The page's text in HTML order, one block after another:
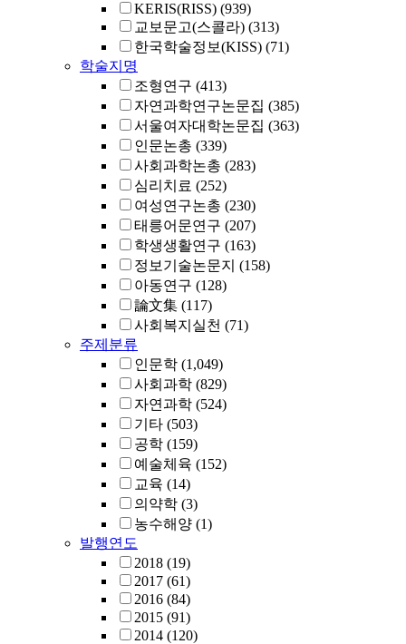
KERIS(RISS) (939)
교보문고(스콜라) (313)
한국학술정보(KISS) (71)
학술지명
조형연구 (413)
자연과학연구논문집 (385)
서울여자대학논문집 (363)
인문논총 (339)
사회과학논총 (283)
심리치료 (252)
여성연구논총 (230)
태릉어문연구 (207)
학생생활연구 (163)
정보기술논문지 (158)
아동연구 (128)
論文集 (117)
사회복지실천 (71)
주제분류
인문학 (1,049)
사회과학 (829)
자연과학 (524)
기타 (503)
공학 (159)
예술체육 (152)
교육 (14)
의약학 (3)
농수해양 (1)
발행연도
2018 (19)
2017 (61)
2016 (84)
2015 (91)
2014 (120)